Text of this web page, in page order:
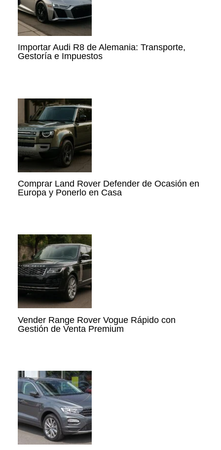
Importar Audi R8 de Alemania: Transporte,
Gestoría e Impuestos
Comprar Land Rover Defender de Ocasión en
Europa y Ponerlo en Casa
Vender Range Rover Vogue Rápido con
Gestión de Venta Premium